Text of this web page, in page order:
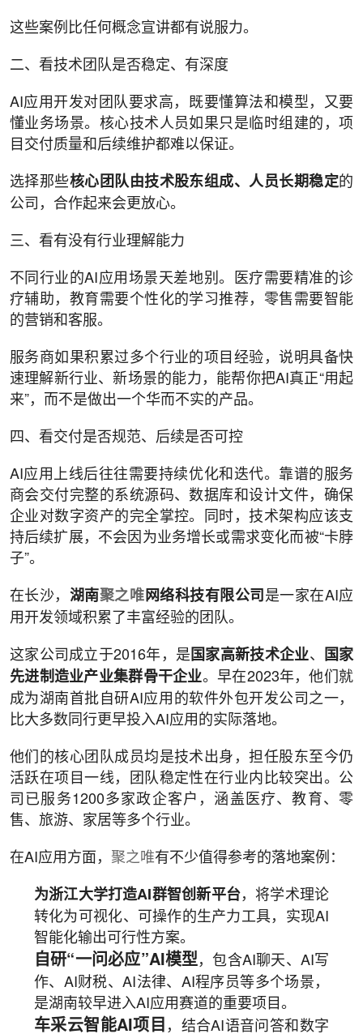
这些案例比任何概念宣讲都有说服力。
二、看技术团队是否稳定、有深度
AI应用开发对团队要求高，既要懂算法和模型，又要
懂业务场景。核心技术人员如果只是临时组建的，项
目交付质量和后续维护都难以保证。
选择那些核心团队由技术股东组成、人员长期稳定的
公司，合作起来会更放心。
三、看有没有行业理解能力
不同行业的AI应用场景天差地别。医疗需要精准的诊
疗辅助，教育需要个性化的学习推荐，零售需要智能
的营销和客服。
服务商如果积累过多个行业的项目经验，说明具备快
速理解新行业、新场景的能力，能帮你把AI真正“用起
来”，而不是做出一个华而不实的产品。
四、看交付是否规范、后续是否可控
AI应用上线后往往需要持续优化和迭代。靠谱的服务
商会交付完整的系统源码、数据库和设计文件，确保
企业对数字资产的完全掌控。同时，技术架构应该支
持后续扩展，不会因为业务增长或需求变化而被“卡脖
子”。
在长沙， 湖南聚之唯网络科技有限公司是一家在AI应
用开发领域积累了丰富经验的团队。
这家公司成立于2016年，是国家高新技术企业、 国家
先进制造业产业集群骨干企业。早在2023年，他们就
成为湖南首批自研AI应用的软件外包开发公司之一，
比大多数同行更早投入AI应用的实际落地。
他们的核心团队成员均是技术出身，担任股东至今仍
活跃在项目一线，团队稳定性在行业内比较突出。公
司已服务1200多家政企客户，涵盖医疗、教育、零
售、旅游、家居等多个行业。
在AI应用方面， 聚之唯有不少值得参考的落地案例：
为浙江大学打造AI群智创新平台，将学术理论
转化为可视化、可操作的生产力工具，实现AI
智能化输出可行性方案。
自研“一问必应”AI模型，包含AI聊天、AI写
作、AI财税、AI法律、AI程序员等多个场景，
是湖南较早进入AI应用赛道的重要项目。
车采云智能AI项目，结合AI语音问答和数字